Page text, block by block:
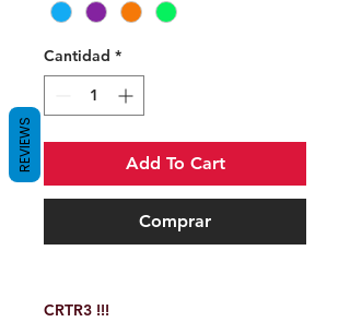
Cantidad *
Add To Cart
Comprar
CRTR3 !!!
REVIEWS